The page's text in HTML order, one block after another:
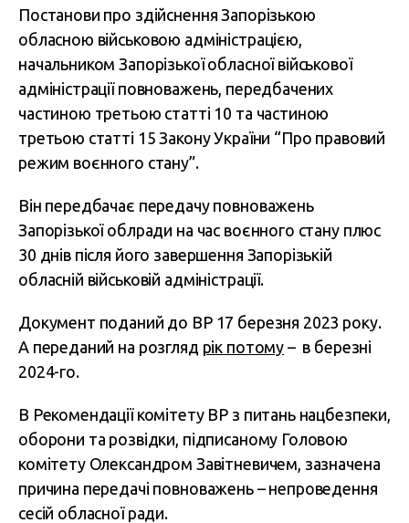
Постанови про здійснення Запорізькою
обласною військовою адміністрацією,
начальником Запорізької обласної військової
адміністрації повноважень, передбачених
частиною третьою статті 10 та частиною
третьою статті 15 Закону України “Про правовий
режим воєнного стану”.
Він передбачає передачу повноважень
Запорізької облради на час воєнного стану плюс
30 днів після його завершення Запорізькій
обласній військовій адміністрації.
Документ поданий до ВР 17 березня 2023 року.
А переданий на розгляд рік потому – в березні
2024-го.
В Рекомендації комітету ВР з питань нацбезпеки,
оборони та розвідки, підписаному Головою
комітету Олександром Завітневичем, зазначена
причина передачі повноважень – непроведення
сесій обласної ради.